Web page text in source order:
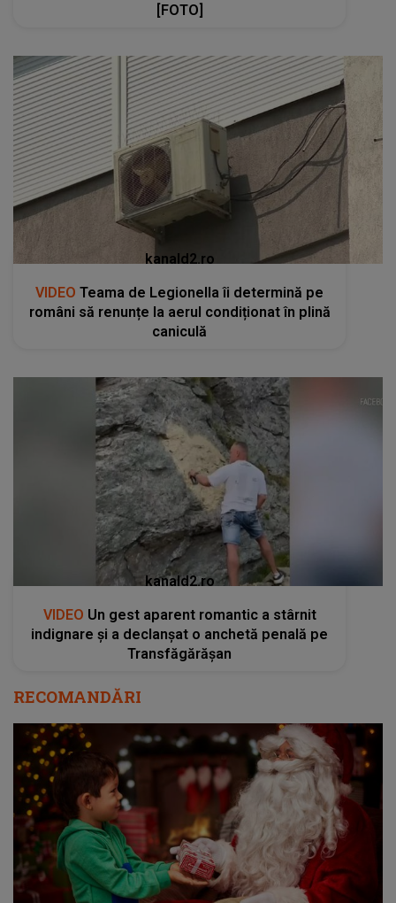
[FOTO]
kanald2.ro
VIDEO Teama de Legionella îi determină pe
români să renunțe la aerul condiționat în plină
caniculă
kanald2.ro
VIDEO Un gest aparent romantic a stârnit
indignare și a declanșat o anchetă penală pe
Transfăgărășan
RECOMANDĂRI